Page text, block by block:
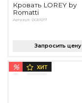
Кровать LOREY by
Romatti
Артикул: DGE1017
Запросить цену
% ХИТ